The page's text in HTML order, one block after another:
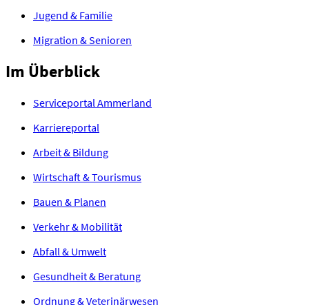
Jugend & Familie
Migration & Senioren
Im Überblick
Serviceportal Ammerland
Karriereportal
Arbeit & Bildung
Wirtschaft & Tourismus
Bauen & Planen
Verkehr & Mobilität
Abfall & Umwelt
Gesundheit & Beratung
Ordnung & Veterinärwesen